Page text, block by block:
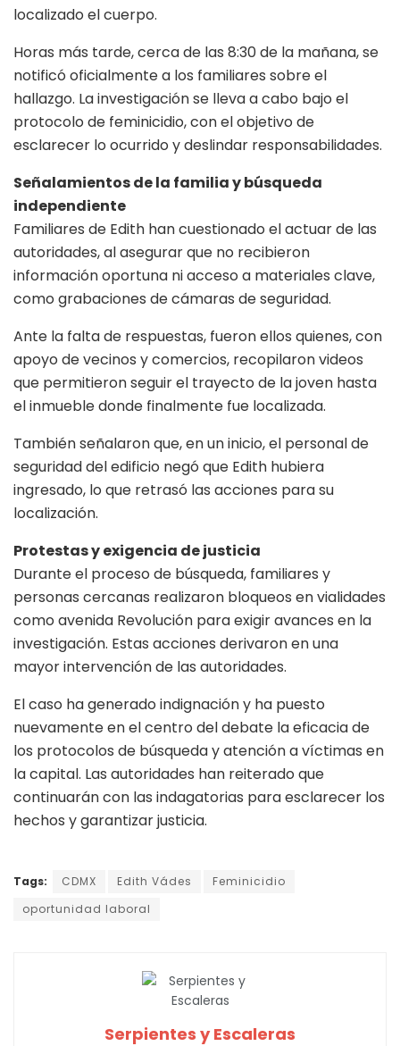
localizado el cuerpo.
Horas más tarde, cerca de las 8:30 de la mañana, se
notificó oficialmente a los familiares sobre el
hallazgo. La investigación se lleva a cabo bajo el
protocolo de feminicidio, con el objetivo de
esclarecer lo ocurrido y deslindar responsabilidades.
Señalamientos de la familia y búsqueda
independiente
Familiares de Edith han cuestionado el actuar de las
autoridades, al asegurar que no recibieron
información oportuna ni acceso a materiales clave,
como grabaciones de cámaras de seguridad.
Ante la falta de respuestas, fueron ellos quienes, con
apoyo de vecinos y comercios, recopilaron videos
que permitieron seguir el trayecto de la joven hasta
el inmueble donde finalmente fue localizada.
También señalaron que, en un inicio, el personal de
seguridad del edificio negó que Edith hubiera
ingresado, lo que retrasó las acciones para su
localización.
Protestas y exigencia de justicia
Durante el proceso de búsqueda, familiares y
personas cercanas realizaron bloqueos en vialidades
como avenida Revolución para exigir avances en la
investigación. Estas acciones derivaron en una
mayor intervención de las autoridades.
El caso ha generado indignación y ha puesto
nuevamente en el centro del debate la eficacia de
los protocolos de búsqueda y atención a víctimas en
la capital. Las autoridades han reiterado que
continuarán con las indagatorias para esclarecer los
hechos y garantizar justicia.
Tags: CDMX Edith Vádes
Feminicidio
oportunidad laboral
Serpientes y Escaleras